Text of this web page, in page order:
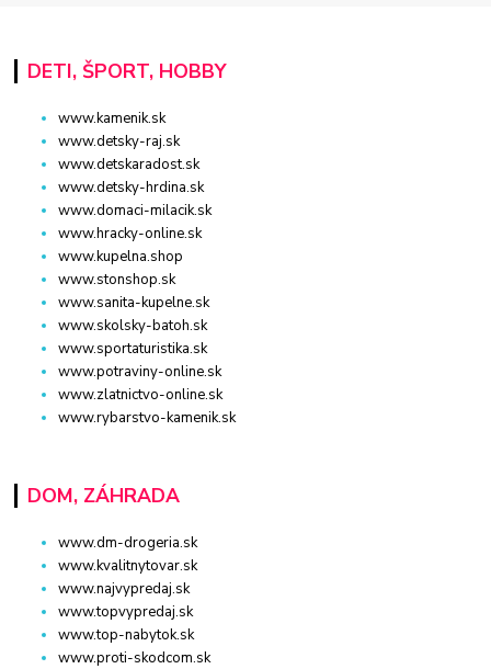
DETI, ŠPORT, HOBBY
www.kamenik.sk
www.detsky-raj.sk
www.detskaradost.sk
www.detsky-hrdina.sk
www.domaci-milacik.sk
www.hracky-online.sk
www.kupelna.shop
www.stonshop.sk
www.sanita-kupelne.sk
www.skolsky-batoh.sk
www.sportaturistika.sk
www.potraviny-online.sk
www.zlatnictvo-online.sk
www.rybarstvo-kamenik.sk
DOM, ZÁHRADA
www.dm-drogeria.sk
www.kvalitnytovar.sk
www.najvypredaj.sk
www.topvypredaj.sk
www.top-nabytok.sk
www.proti-skodcom.sk